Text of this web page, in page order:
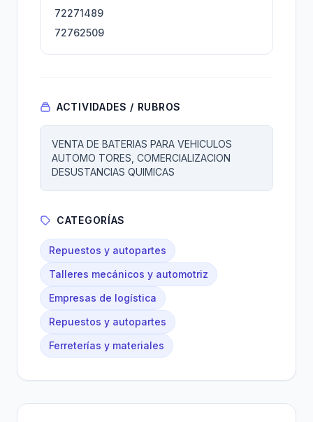
72271489
72762509
ACTIVIDADES / RUBROS
VENTA DE BATERIAS PARA VEHICULOS
AUTOMO TORES, COMERCIALIZACION
DESUSTANCIAS QUIMICAS
CATEGORÍAS
Repuestos y autopartes
Talleres mecánicos y automotriz
Empresas de logística
Repuestos y autopartes
Ferreterías y materiales